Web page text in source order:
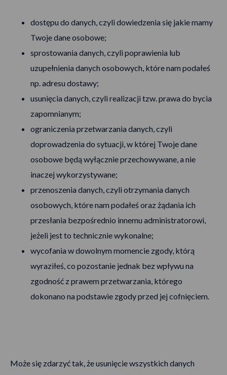
dostępu do danych, czyli dowiedzenia się jakie mamy
Twoje dane osobowe;
sprostowania danych, czyli poprawienia lub
uzupełnienia danych osobowych, które nam podałeś
np. adresu dostawy;
usunięcia danych, czyli realizacji tzw. prawa do bycia
zapomnianym;
ograniczenia przetwarzania danych, czyli
doprowadzenia do sytuacji, w której Twoje dane
osobowe będą wyłącznie przechowywane, a nie
inaczej wykorzystywane;
przenoszenia danych, czyli otrzymania danych
osobowych, które nam podałeś oraz żądania ich
przesłania bezpośrednio innemu administratorowi,
jeżeli jest to technicznie wykonalne;
wycofania w dowolnym momencie zgody, którą
wyraziłeś, co pozostanie jednak bez wpływu na
zgodność z prawem przetwarzania, którego
dokonano na podstawie zgody przed jej cofnięciem.
Może się zdarzyć tak, że usunięcie wszystkich danych